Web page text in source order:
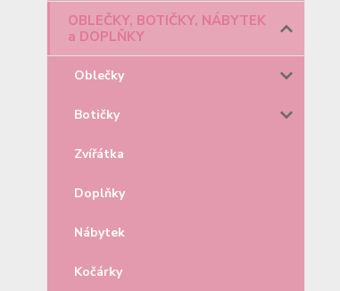
OBLEČKY, BOTIČKY, NÁBYTEK
a DOPLŇKY
Oblečky
Botičky
Zvířátka
Doplňky
Nábytek
Kočárky